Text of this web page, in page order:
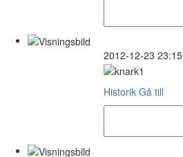
2012-12-23 23:15
Historik Gå till